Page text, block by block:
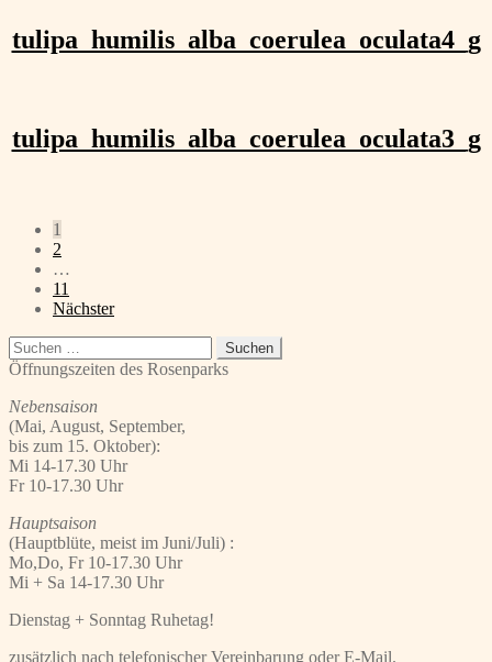
tulipa_humilis_alba_coerulea_oculata4_g
tulipa_humilis_alba_coerulea_oculata3_g
Seitennummerierung
der
Beiträge
1
2
…
11
Nächster
Suchen
nach:
Öffnungszeiten des Rosenparks
Nebensaison
(Mai, August, September,
bis zum 15. Oktober):
Mi 14-17.30 Uhr
Fr 10-17.30 Uhr
Hauptsaison
(Hauptblüte, meist im Juni/Juli) :
Mo,Do, Fr 10-17.30 Uhr
Mi + Sa 14-17.30 Uhr
Dienstag + Sonntag Ruhetag!
zusätzlich nach telefonischer Vereinbarung oder E-Mail.